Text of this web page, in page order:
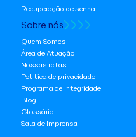
Recuperação de senha
Sobre nós
Quem Somos
Área de Atuação
Nossas rotas
Política de privacidade
Programa de Integridade
Blog
Glossário
Sala de Imprensa